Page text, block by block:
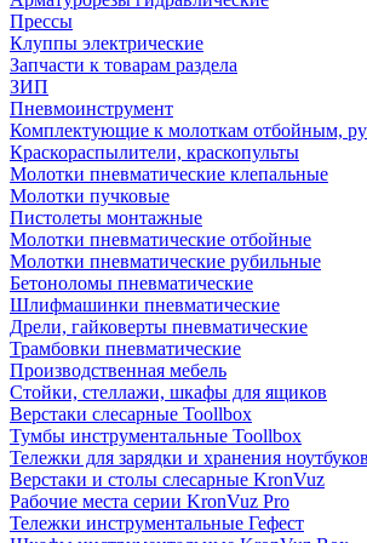
Прессы
Клуппы электрические
Запчасти к товарам раздела
ЗИП
Пневмоинструмент
Комплектующие к молоткам отбойным,
Краскораспылители, краскопульты
Молотки пневматические клепальные
Молотки пучковые
Пистолеты монтажные
Молотки пневматические отбойные
Молотки пневматические рубильные
Бетоноломы пневматические
Шлифмашинки пневматические
Дрели, гайковерты пневматические
Трамбовки пневматические
Производственная мебель
Стойки, стеллажи, шкафы для ящиков
Верстаки слесарные Toollbox
Тумбы инструментальные Toollbox
Тележки для зарядки и хранения ноутбуков
Верстаки и столы слесарные KronVuz
Рабочие места серии KronVuz Pro
Тележки инструментальные Гефест